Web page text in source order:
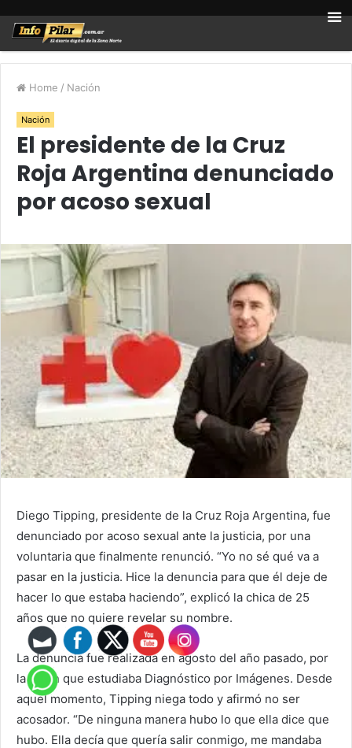
Home / Nación
Nación
El presidente de la Cruz
Roja Argentina denunciado
por acoso sexual
Diego Tipping, presidente de la Cruz Roja Argentina, fue
denunciado por acoso sexual ante la justicia, por una
voluntaria que finalmente renunció. “Yo no sé qué va a
pasar en la justicia. Hice la denuncia para que él deje de
hacer lo que estaba haciendo”, explicó la chica de 25
años que no quiere revelar su nombre.
La denuncia fue realizada en agosto del año pasado, por
la joven que estudiaba Diagnóstico por Imágenes. Desde
aquel momento, Tipping niega todo y afirmó no ser
acosador. “De ninguna manera hubo lo que ella dice que
hubo. Ella decía que quería salir conmigo, me mandaba